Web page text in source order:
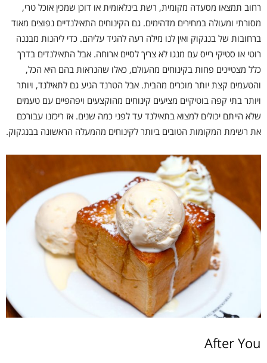
רחוב תמצאו מסעדה מקומית, רשת בינלאומית או דוכן שמכין אוכל טרי,
מסורתי ומעולה במחירים מדהימים. גם הקינוחים התאילנדיים נפוצים מאוד
ברחובות של בנגקוק ואין לנו מילה רעה להגיד עליהם. כדי ליהנות מבננה
רוטי או סטיקי רייס עם מנגו לא צריך לסיים ארוחה. אבל התאילנדים בדרך
כלל מצטיינים פחות בקינוחים מהעולם, כאלו שהנראות בהם היא הכל,
והטעמים קצת יותר מוכרים מהבית. אבל הטרנד הגיע גם לתאילנד, ויותר
ויותר בתי קפה בוטיקיים מציעים קינוחים מהוקצעים ויפהפיים עם טעמים
שלא הייתם יכולים למצוא בתאילנד עד לפני כמה שנים. אז ריכזנו עבורכם
את רשימת המקומות הטובים ביותר לקינוחים מהמעלה הראשונה בבנגקוק.
After You